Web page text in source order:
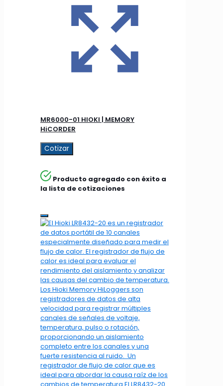
MR6000-01 HIOKI | MEMORY
HiCORDER
Cotizar
Producto agregado con éxito a
la lista de cotizaciones